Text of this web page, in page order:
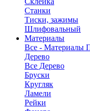
Станки
Тиски, зажимы
Шлифовальный
Материалы
Все - Материалы
Дерево
Все Дерево
Бруски
Кругляк
Ламели
Рейки